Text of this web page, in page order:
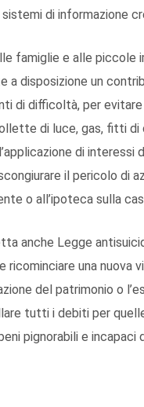
di informazione
famiglie e alle piccole
disposizione un
di difficoltà, per
di luce, gas, fitti
di
il pericolo di
o all’ipoteca sulla
anche Legge
ricominciare una
del patrimonio o
tutti i debiti per
pignorabili e